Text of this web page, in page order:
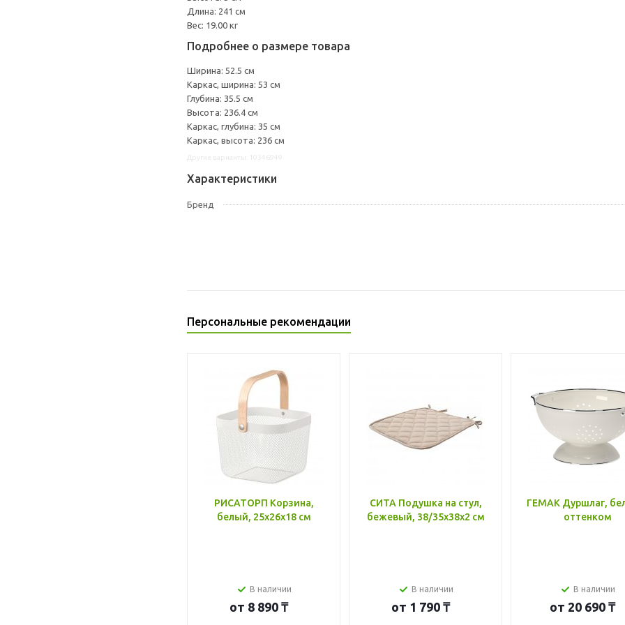
Длина: 241 см
Вес: 19.00 кг
Подробнее о размере товара
Ширина: 52.5 см
Каркас, ширина: 53 см
Глубина: 35.5 см
Высота: 236.4 см
Каркас, глубина: 35 см
Каркас, высота: 236 см
Характеристики
Бренд
Персональные рекомендации
РИСАТОРП Корзина,
белый, 25x26x18 см
В наличии
от 8 890 ₸
СИТА Подушка на стул,
бежевый, 38/35x38x2 см
В наличии
от 1 790 ₸
ГЕМАК Дуршлаг,
оттенком
В наличии
от 20 690 ₸